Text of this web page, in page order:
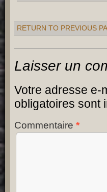
RETURN TO PREVIOUS
Laisser un
Votre adresse e-
obligatoires sont
Commentaire *